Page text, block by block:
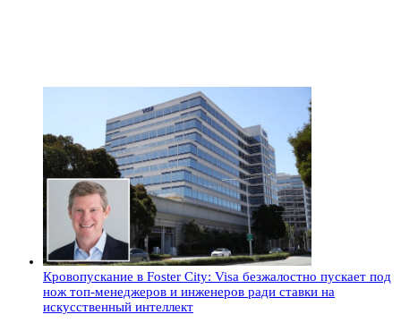
Кровопускание в Foster City: Visa безжалостно пускает под
нож топ-менеджеров и инженеров ради ставки на
искусственный интеллект